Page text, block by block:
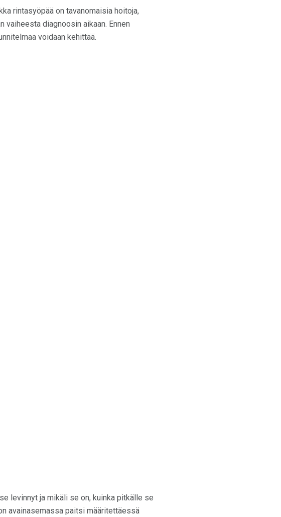
rintasyöpää on tavanomaisia ​​hoitoja,
diagnoosin aikaan. Ennen
voidaan kehittää.
levinnyt ja mikäli se on, kuinka pitkälle se
avainasemassa paitsi määritettäessä